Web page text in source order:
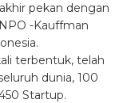
pekan dengan
-Kauffman
terbentuk, telah
dunia, 100
Startup.